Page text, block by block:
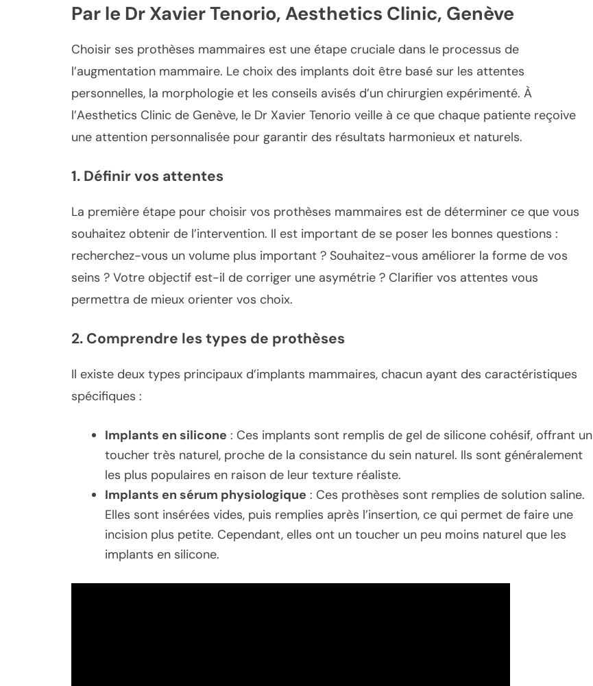
Par le Dr Xavier Tenorio, Aesthetics Clinic, Genève
Choisir ses prothèses mammaires est une étape cruciale dans le processus de
l’augmentation mammaire. Le choix des implants doit être basé sur les attentes
personnelles, la morphologie et les conseils avisés d’un chirurgien expérimenté. À
l’Aesthetics Clinic de Genève, le Dr Xavier Tenorio veille à ce que chaque patiente reçoive
une attention personnalisée pour garantir des résultats harmonieux et naturels.
1. Définir vos attentes
La première étape pour choisir vos prothèses mammaires est de déterminer ce que vous
souhaitez obtenir de l’intervention. Il est important de se poser les bonnes questions :
recherchez-vous un volume plus important ? Souhaitez-vous améliorer la forme de vos
seins ? Votre objectif est-il de corriger une asymétrie ? Clarifier vos attentes vous
permettra de mieux orienter vos choix.
2. Comprendre les types de prothèses
Il existe deux types principaux d’implants mammaires, chacun ayant des caractéristiques
spécifiques :
Implants en silicone : Ces implants sont remplis de gel de silicone cohésif, offrant un
toucher très naturel, proche de la consistance du sein naturel. Ils sont généralement
les plus populaires en raison de leur texture réaliste.
Implants en sérum physiologique : Ces prothèses sont remplies de solution saline.
Elles sont insérées vides, puis remplies après l’insertion, ce qui permet de faire une
incision plus petite. Cependant, elles ont un toucher un peu moins naturel que les
implants en silicone.